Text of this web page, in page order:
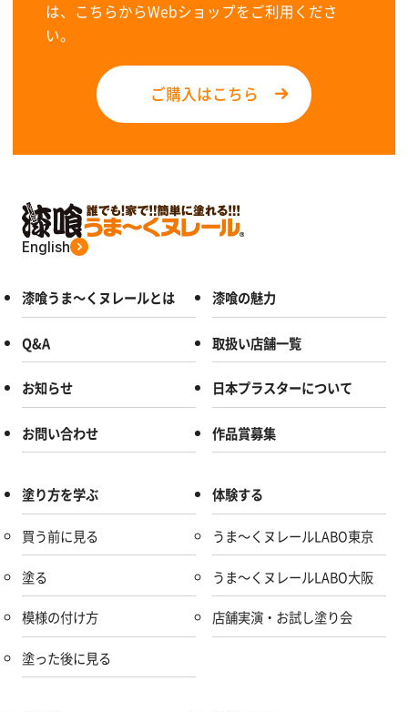
は、こちらからWebショップをご利用くださ
い。
ご購入はこちら
English
漆喰うま～くヌレールとは 漆喰の魅力
Q&A 取扱い店舗一覧
お知らせ 日本プラスターについて
お問い合わせ 作品賞募集
塗り方を学ぶ
買う前に見る
塗る
模様の付け方
塗った後に見る
体験する
うま～くヌレールLABO東京
うま～くヌレールLABO大阪
店舗実演・お試し塗り会